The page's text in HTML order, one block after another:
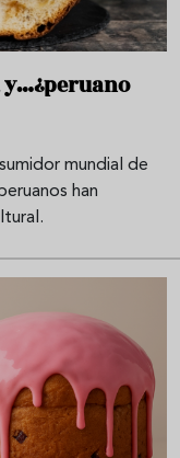
y…¿peruano
mundial de
han